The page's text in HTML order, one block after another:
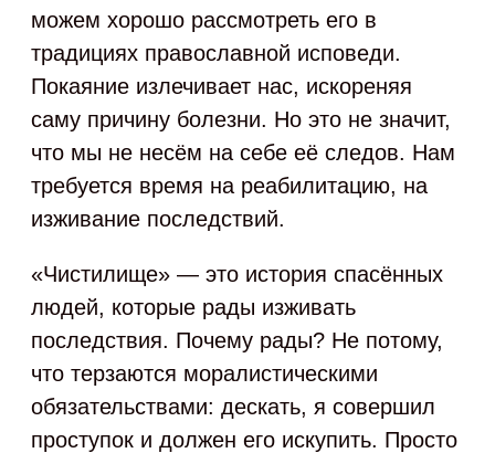
можем хорошо рассмотреть его в
традициях православной исповеди.
Покаяние излечивает нас, искореняя
саму причину болезни. Но это не значит,
что мы не несём на себе её следов. Нам
требуется время на реабилитацию, на
изживание последствий.
«Чистилище» — это история спасённых
людей, которые рады изживать
последствия. Почему рады? Не потому,
что терзаются моралистическими
обязательствами: дескать, я совершил
проступок и должен его искупить. Просто